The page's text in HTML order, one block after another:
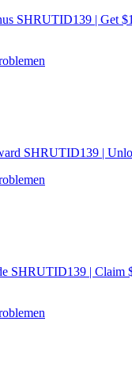
SHRUTID139 | Get
SHRUTID139 |
SHRUTID139 | Claim